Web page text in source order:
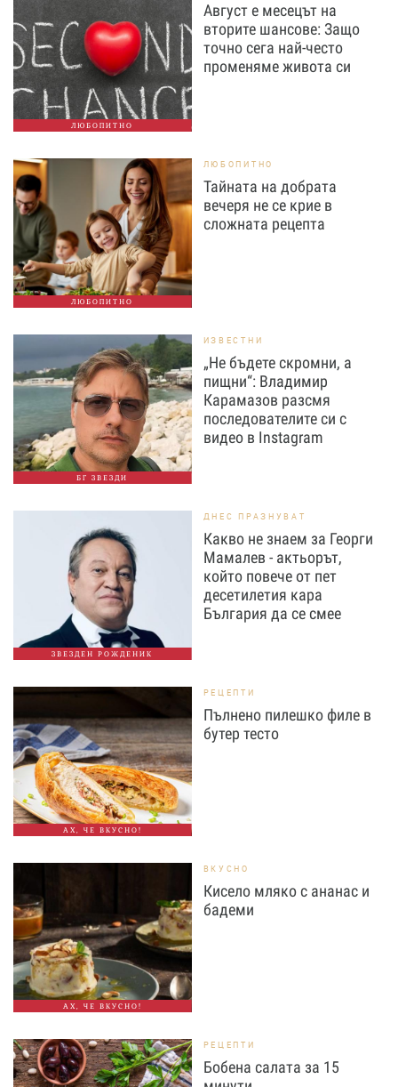
ЛЮБОПИТНО
Август е месецът на
вторите шансове: Защо
точно сега най-често
променяме живота си
ЛЮБОПИТНО
ЛЮБОПИТНО
Тайната на добрата
вечеря не се крие в
сложната рецепта
БГ ЗВЕЗДИ
ИЗВЕСТНИ
„Не бъдете скромни, а
пищни“: Владимир
Карамазов разсмя
последователите си с
видео в Instagram
ЗВЕЗДЕН РОЖДЕНИК
ДНЕС ПРАЗНУВАТ
Какво не знаем за Георги
Мамалев - актьорът,
който повече от пет
десетилетия кара
България да се смее
АХ, ЧЕ ВКУСНО!
РЕЦЕПТИ
Пълнено пилешко филе в
бутер тесто
АХ, ЧЕ ВКУСНО!
ВКУСНО
Кисело мляко с ананас и
бадеми
РЕЦЕПТИ
Бобена салата за 15